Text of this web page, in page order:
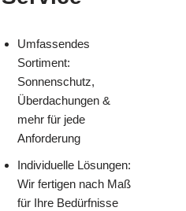
Umfassendes
Sortiment:
Sonnenschutz,
Überdachungen &
mehr für jede
Anforderung
Individuelle Lösungen:
Wir fertigen nach Maß
für Ihre Bedürfnisse